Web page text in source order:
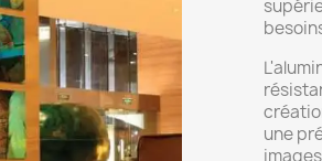
une